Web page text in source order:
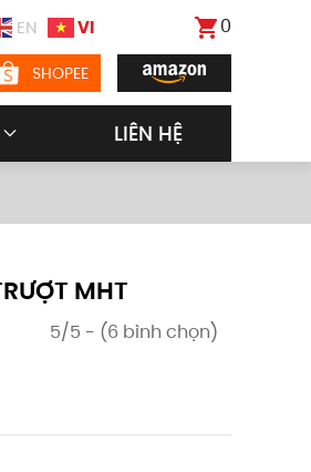
EN VI 0
SHOPEE
LIÊN HỆ
MHT
5/5 - (6 bình chọn)